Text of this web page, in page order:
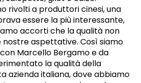
rivolti a produttori cinesi, una
essere la più interessante,
accorti che la qualità non
nostre aspettative. Così siamo
Marcello Bergamo e da
la qualità della
azienda italiana, dove abbiamo